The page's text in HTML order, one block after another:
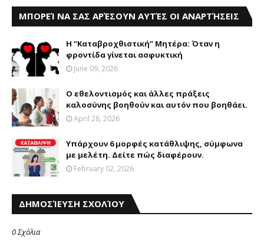
ΜΠΟΡΕΊ ΝΑ ΣΑΣ ΑΡΈΣΟΥΝ ΑΥΤΈΣ ΟΙ ΑΝΑΡΤΉΣΕΙΣ
Η “Καταβροχθιστική” Mητέρα: Όταν η
φροντίδα γίνεται ασφυκτική
June 09, 2026
Ο εθελοντισμός και άλλες πράξεις
καλοσύνης βοηθούν και αυτόν που βοηθάει.
April 28, 2026
Υπάρχουν 6 μορφές κατάθλιψης, σύμφωνα
με μελέτη. Δείτε πώς διαφέρουν.
February 02, 2026
ΔΗΜΟΣΊΕΥΣΗ ΣΧΟΛΊΟΥ
0 Σχόλια